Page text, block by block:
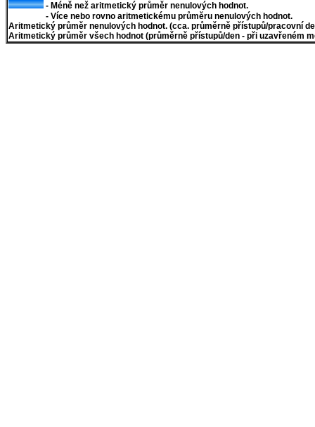
- Méně než aritmetický průměr nenulových hodnot.
- Více nebo rovno aritmetickému průměru nenulových hodnot.
Aritmetický průměr nenulových hodnot. (cca. průměrně přístupů/pracovní
Aritmetický průměr všech hodnot (průměrně přístupů/den - při uzavřeném